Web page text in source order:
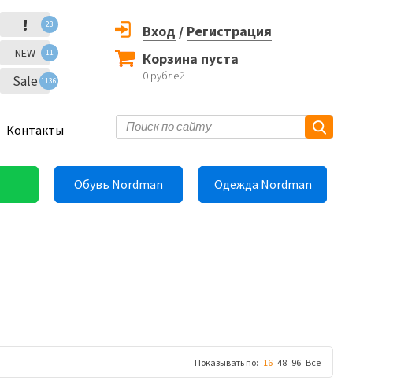
! 23
NEW 11
Sale 1136
Вход / Регистрация
Корзина пуста
0 рублей
Контакты
Обувь Nordman Одежда Nordman
Показывать по: 16 48 96 Все